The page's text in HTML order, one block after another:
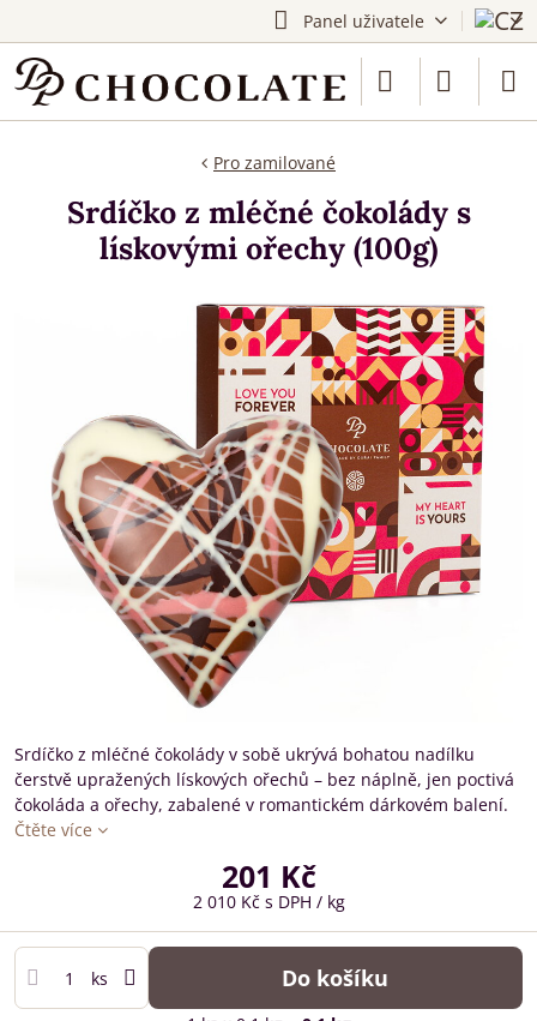
Panel uživatele
Pro zamilované
Srdíčko z mléčné čokolády s
lískovými ořechy (100g)
Srdíčko z mléčné čokolády v sobě ukrývá bohatou nadílku
čerstvě upražených lískových ořechů – bez náplně, jen poctivá
čokoláda a ořechy, zabalené v romantickém dárkovém balení.
Čtěte více
201 Kč
2 010 Kč s DPH / kg
ks Do košíku